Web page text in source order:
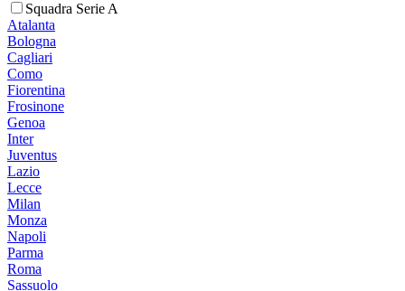
Squadra Serie A
Atalanta
Bologna
Cagliari
Como
Fiorentina
Frosinone
Genoa
Inter
Juventus
Lazio
Lecce
Milan
Monza
Napoli
Parma
Roma
Sassuolo